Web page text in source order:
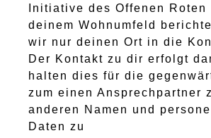
Initiative des Offenen Roten
deinem Wohnumfeld
wir nur deinen Ort in die
Der Kontakt zu dir erfolgt
halten dies für die
zum einen Ansprechpartner
anderen Namen und
Daten zu